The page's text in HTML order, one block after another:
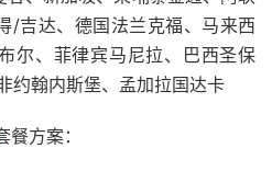
/吉达、德国法兰克福、马来西
尔、菲律宾马尼拉、巴西圣保
约翰内斯堡、孟加拉国达卡
餐方案：